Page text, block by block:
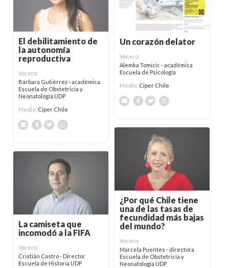
El debilitamiento de
la autonomía
reproductiva
Vocero:
Bárbara Gutiérrez - académica
Escuela de Obstetricia y
Neonatología UDP
Medio: Ciper Chile
Un corazón delator
Vocero:
Alemka Tomicic - académica
Escuela de Psicología
Medio: Ciper Chile
¿Por qué Chile tiene
una de las tasas de
fecundidad más bajas
del mundo?
Vocero:
Marcela Puentes - directora
Escuela de Obstetricia y
Neonatología UDP
La camiseta que
incomodó a la FIFA
Vocero:
Cristián Castro - Director
Escuela de Historia UDP